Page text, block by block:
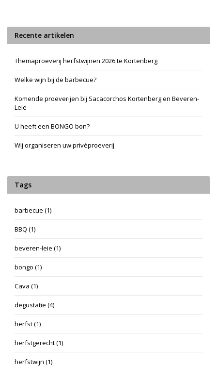
Recente artikelen
Themaproeverij herfstwijnen 2026 te Kortenberg
Welke wijn bij de barbecue?
Komende proeverijen bij Sacacorchos Kortenberg en Beveren-
Leie
U heeft een BONGO bon?
Wij organiseren uw privéproeverij
Tags
barbecue (1)
BBQ (1)
beveren-leie (1)
bongo (1)
Cava (1)
degustatie (4)
herfst(1)
herfstgerecht(1)
herfstwijn (1)